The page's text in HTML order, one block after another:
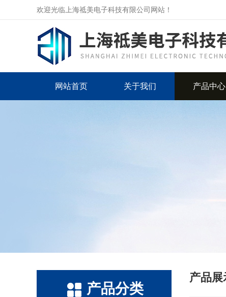
欢迎光临上海祗美电子科技有限公司网站！
网站首页 关于我们 产品中心
产品分类
产品展